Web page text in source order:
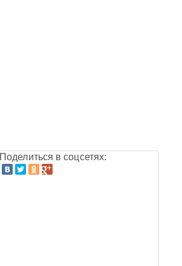
Поделиться в соцсетях: